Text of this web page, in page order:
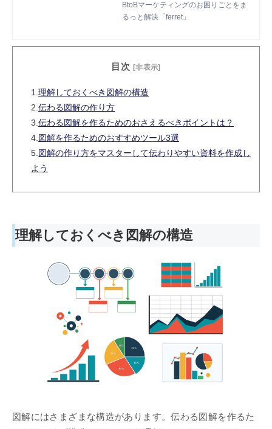
策。今回ご用意した資料では、ホワイト
ペーパーとは何か？という点から作成に
BtoBマーケティングのお困りごとをま
るっと解決「ferret」
目次 [非表示]
1. 理解しておくべき図解の構造
2. 伝わる図解の作り方
3. 伝わる図解を作るためのおさえるべきポイントは？
4. 図解を作るためのおすすめツール3選
5. 図解の作り方をマスターして伝わりやすい資料を作成し
よう
理解しておくべき図解の構造
図解にはさまざまな構造があります。伝わる図解を作るた